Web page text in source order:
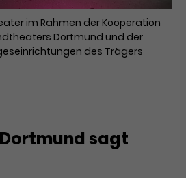
im Rahmen der Kooperation
Dortmund und der
des Trägers
sagt